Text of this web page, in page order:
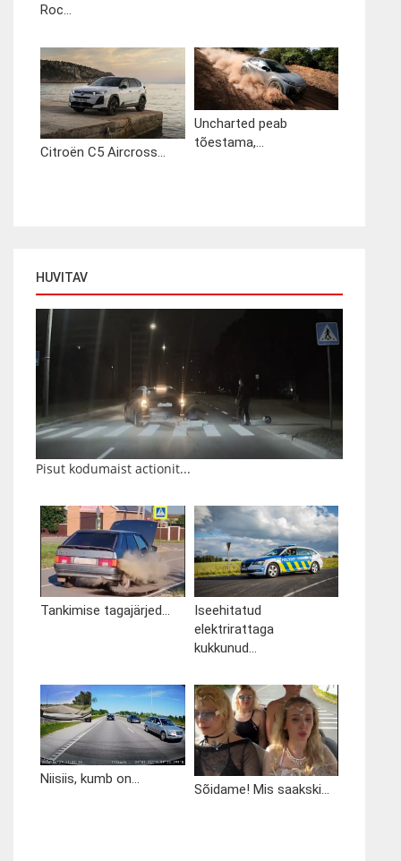
Roc...
Citroën C5 Aircross...
Uncharted peab
tõestama,...
HUVITAV
Pisut kodumaist actionit...
Tankimise tagajärjed...
Iseehitatud
elektrirattaga
kukkunud...
Niisiis, kumb on...
Sõidame! Mis saakski...